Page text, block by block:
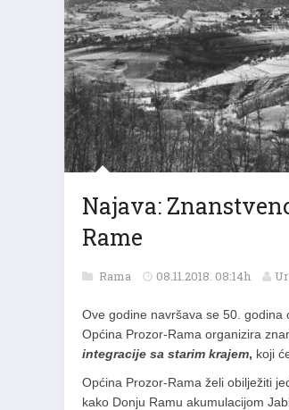
Najava:
Rame
Rama 08.11.2018. 08:14h
Ove godine navršava se 50. godina
Općina Prozor-Rama organizira
integracije sa starim krajem, koji
Općina Prozor-Rama želi obilježiti
kako Donju Ramu akumulacijom